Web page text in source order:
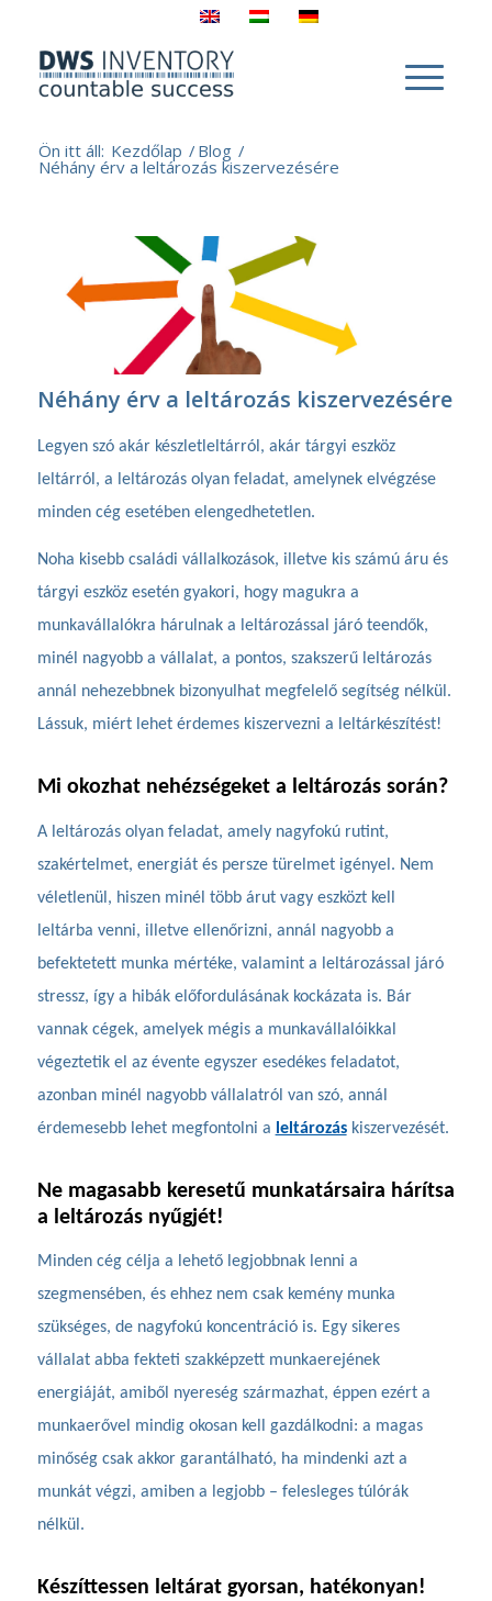
Ön itt áll: Kezdőlap / Blog /
Néhány érv a leltározás kiszervezésére
Néhány érv a leltározás kiszervezésére
Legyen szó akár készletleltárról, akár tárgyi eszköz
leltárról, a leltározás olyan feladat, amelynek elvégzése
minden cég esetében elengedhetetlen.
Noha kisebb családi vállalkozások, illetve kis számú áru és
tárgyi eszköz esetén gyakori, hogy magukra a
munkavállalókra hárulnak a leltározással járó teendők,
minél nagyobb a vállalat, a pontos, szakszerű leltározás
annál nehezebbnek bizonyulhat megfelelő segítség nélkül.
Lássuk, miért lehet érdemes kiszervezni a leltárkészítést!
Mi okozhat nehézségeket a leltározás során?
A leltározás olyan feladat, amely nagyfokú rutint,
szakértelmet, energiát és persze türelmet igényel. Nem
véletlenül, hiszen minél több árut vagy eszközt kell
leltárba venni, illetve ellenőrizni, annál nagyobb a
befektetett munka mértéke, valamint a leltározással járó
stressz, így a hibák előfordulásának kockázata is. Bár
vannak cégek, amelyek mégis a munkavállalóikkal
végeztetik el az évente egyszer esedékes feladatot,
azonban minél nagyobb vállalatról van szó, annál
érdemesebb lehet megfontolni a leltározáskiszervezését.
Ne magasabb keresetű munkatársaira hárítsa
a leltározás nyűgjét!
Minden cég célja a lehető legjobbnak lenni a
szegmensében, és ehhez nem csak kemény munka
szükséges, de nagyfokú koncentráció is. Egy sikeres
vállalat abba fekteti szakképzett munkaerejének
energiáját, amiből nyereség származhat, éppen ezért a
munkaerővel mindig okosan kell gazdálkodni: a magas
minőség csak akkor garantálható, ha mindenki azt a
munkát végzi, amiben a legjobb – felesleges túlórák
nélkül.
Készíttessen leltárat gyorsan, hatékonyan!